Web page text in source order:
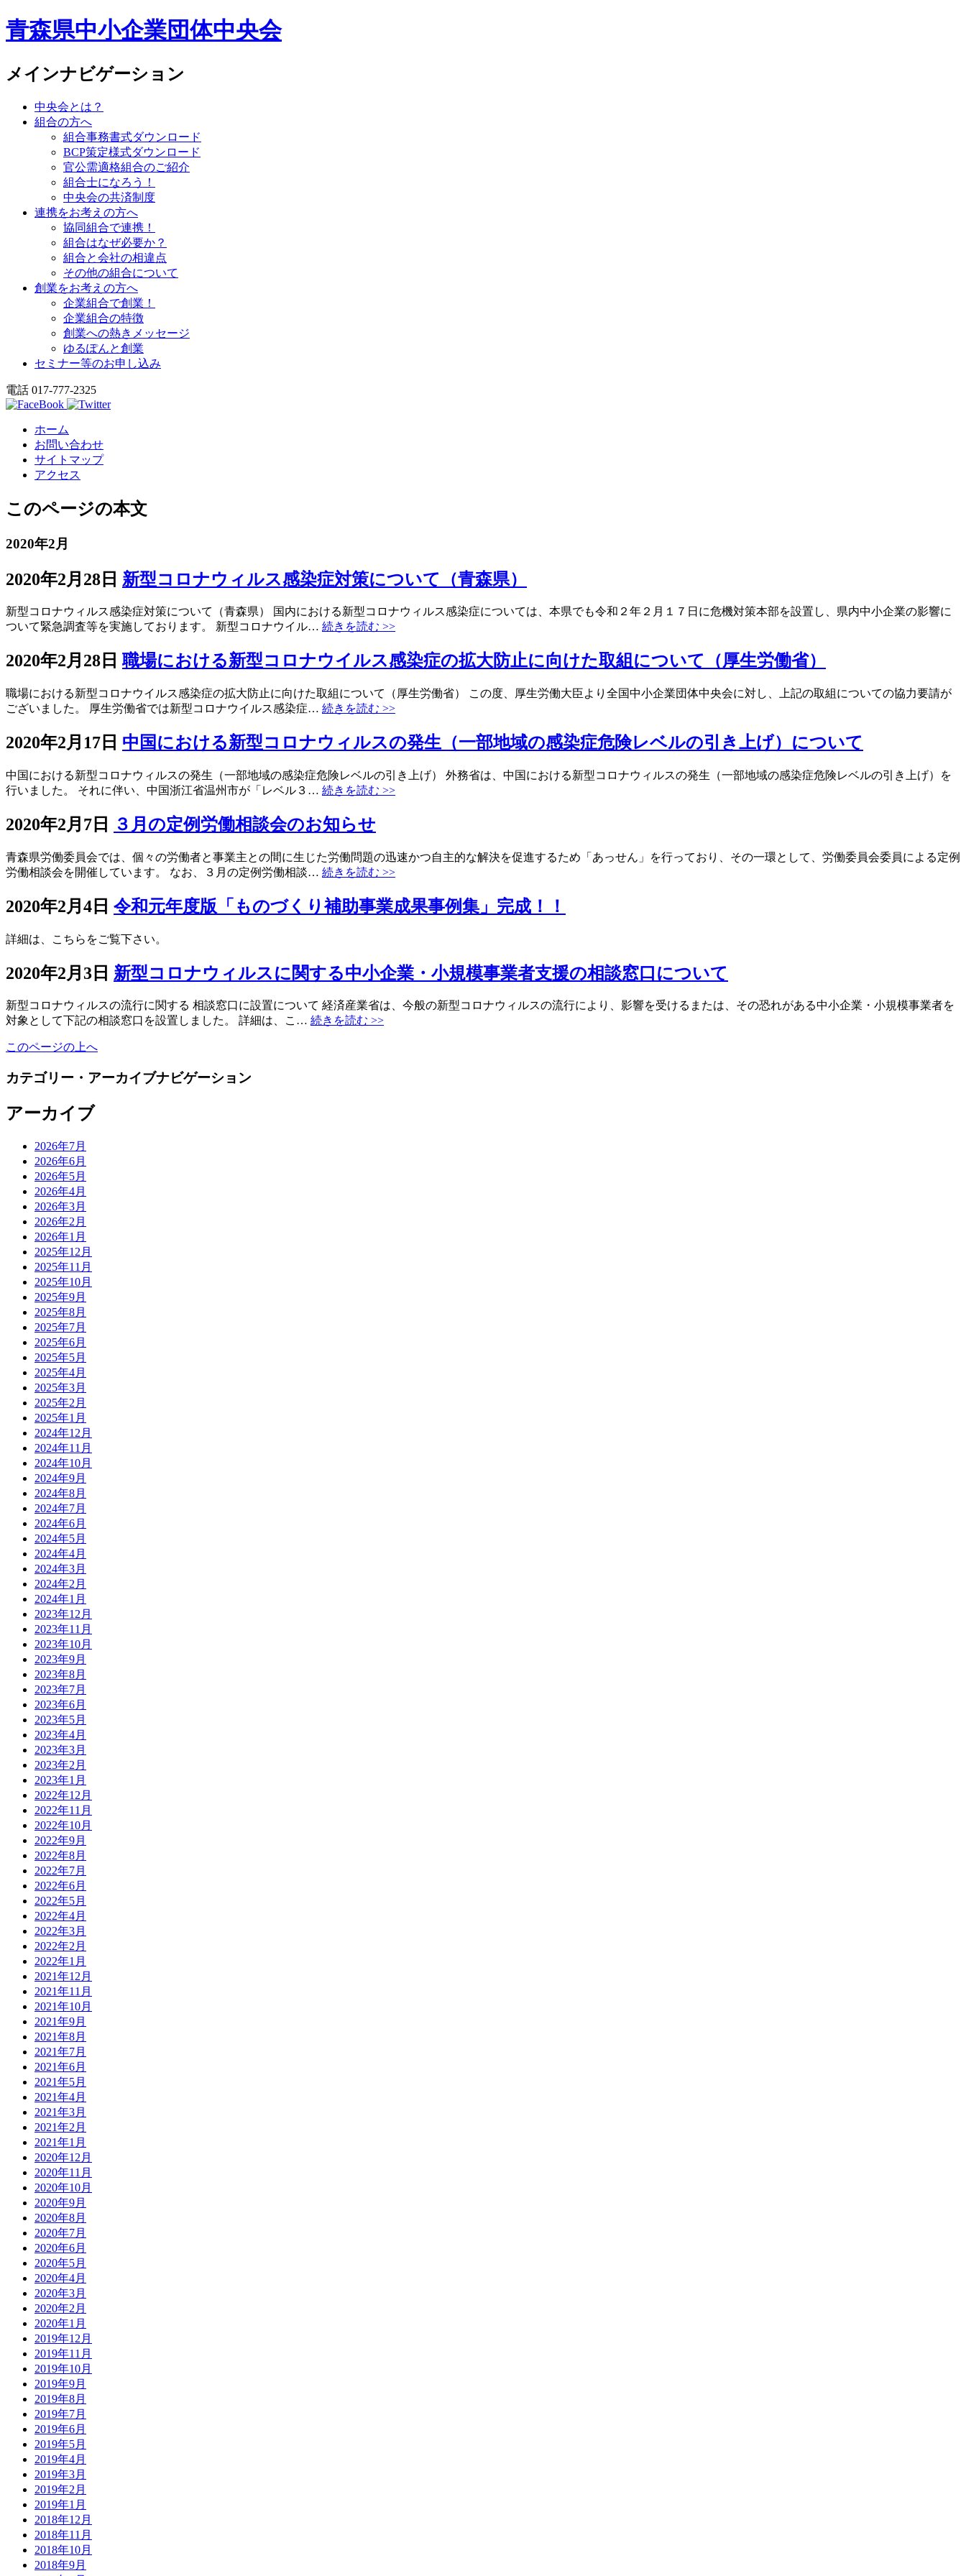
青森県中小企業団体中央会
メインナビゲーション
中央会とは？
組合の方へ
組合事務書式ダウンロード
BCP策定様式ダウンロード
官公需適格組合のご紹介
組合士になろう！
中央会の共済制度
連携をお考えの方へ
協同組合で連携！
組合はなぜ必要か？
組合と会社の相違点
その他の組合について
創業をお考えの方へ
企業組合で創業！
企業組合の特徴
創業への熱きメッセージ
ゆるぽんと創業
セミナー等のお申し込み
電話 017-777-2325
ホーム
お問い合わせ
サイトマップ
アクセス
このページの本文
2020年2月
2020年2月28日 新型コロナウィルス感染症対策について（青森県）
新型コロナウィルス感染症対策について（青森県） 国内における新型コロナウィルス感染症については、本県でも令和２年２月１７日に危機対策本部を設置し、県内中小企業の影響に
ついて緊急調査等を実施しております。 新型コロナウイル… 続きを読む >>
2020年2月28日 職場における新型コロナウイルス感染症の拡大防止に向けた取組について（厚生労働省）
職場における新型コロナウイルス感染症の拡大防止に向けた取組について（厚生労働省） この度、厚生労働大臣より全国中小企業団体中央会に対し、上記の取組についての協力要請が
ございました。 厚生労働省では新型コロナウイルス感染症… 続きを読む >>
2020年2月17日 中国における新型コロナウィルスの発生（一部地域の感染症危険レベルの引き上げ）について
中国における新型コロナウィルスの発生（一部地域の感染症危険レベルの引き上げ） 外務省は、中国における新型コロナウィルスの発生（一部地域の感染症危険レベルの引き上げ）を
行いました。 それに伴い、中国浙江省温州市が「レベル３… 続きを読む >>
2020年2月7日 ３月の定例労働相談会のお知らせ
青森県労働委員会では、個々の労働者と事業主との間に生じた労働問題の迅速かつ自主的な解決を促進するため「あっせん」を行っており、その一環として、労働委員会委員による定例
労働相談会を開催しています。 なお、３月の定例労働相談… 続きを読む >>
2020年2月4日 令和元年度版「ものづくり補助事業成果事例集」完成！！
詳細は、こちらをご覧下さい。
2020年2月3日 新型コロナウィルスに関する中小企業・小規模事業者支援の相談窓口について
新型コロナウィルスの流行に関する 相談窓口に設置について 経済産業省は、今般の新型コロナウィルスの流行により、影響を受けるまたは、その恐れがある中小企業・小規模事業者を
対象として下記の相談窓口を設置しました。 詳細は、こ… 続きを読む >>
このページの上へ
カテゴリー・アーカイブナビゲーション
アーカイブ
2026年7月
2026年6月
2026年5月
2026年4月
2026年3月
2026年2月
2026年1月
2025年12月
2025年11月
2025年10月
2025年9月
2025年8月
2025年7月
2025年6月
2025年5月
2025年4月
2025年3月
2025年2月
2025年1月
2024年12月
2024年11月
2024年10月
2024年9月
2024年8月
2024年7月
2024年6月
2024年5月
2024年4月
2024年3月
2024年2月
2024年1月
2023年12月
2023年11月
2023年10月
2023年9月
2023年8月
2023年7月
2023年6月
2023年5月
2023年4月
2023年3月
2023年2月
2023年1月
2022年12月
2022年11月
2022年10月
2022年9月
2022年8月
2022年7月
2022年6月
2022年5月
2022年4月
2022年3月
2022年2月
2022年1月
2021年12月
2021年11月
2021年10月
2021年9月
2021年8月
2021年7月
2021年6月
2021年5月
2021年4月
2021年3月
2021年2月
2021年1月
2020年12月
2020年11月
2020年10月
2020年9月
2020年8月
2020年7月
2020年6月
2020年5月
2020年4月
2020年3月
2020年2月
2020年1月
2019年12月
2019年11月
2019年10月
2019年9月
2019年8月
2019年7月
2019年6月
2019年5月
2019年4月
2019年3月
2019年2月
2019年1月
2018年12月
2018年11月
2018年10月
2018年9月